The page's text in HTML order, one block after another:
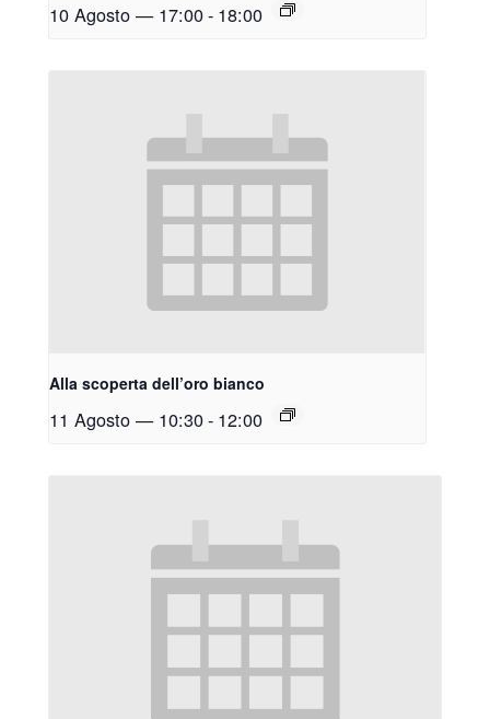
10 Agosto — 17:00- 18:00
Alla scoperta dell’oro bianco
11 Agosto — 10:30- 12:00